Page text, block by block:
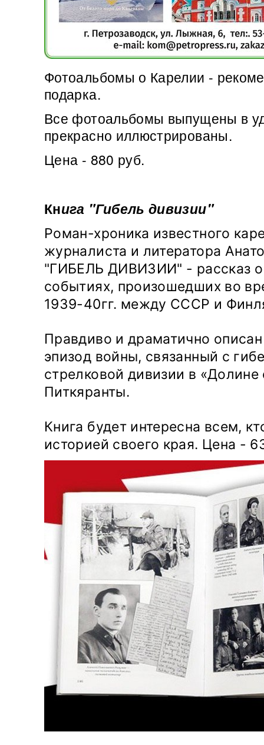
Фотоальбомы о Карелии -
подарка.
Все фотоальбомы выпущены в
прекрасно иллюстрированы.
Цена - 880 руб.
Книга "Гибель дивизии"
Роман-хроника известного
журналиста и литератора
"ГИБЕЛЬ ДИВИЗИИ" - рассказ
событиях, произошедших во
1939-40гг. между СССР и
Правдиво и драматично
эпизод войны, связанный с
стрелковой дивизии в «Долине
Питкяранты.
Книга будет интересна всем,
историей своего края. Цена -